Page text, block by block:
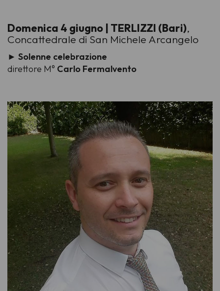
Domenica 4 giugno | TERLIZZI (Bari),
Concattedrale di San Michele Arcangelo
► Solenne celebrazione
direttore M° Carlo Fermalvento